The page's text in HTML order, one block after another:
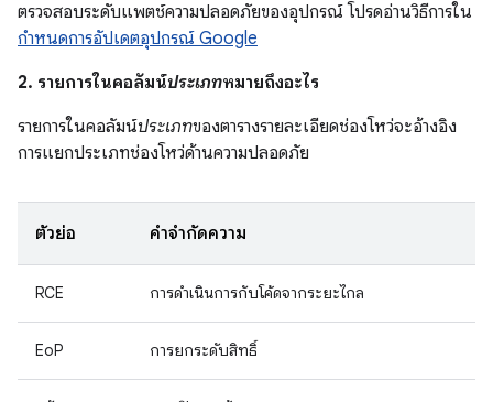
ตรวจสอบระดับแพตช์ความปลอดภัยของอุปกรณ์ โปรดอ่านวิธีการใน
กำหนดการอัปเดตอุปกรณ์ Google
2. รายการในคอลัมน์ประเภทหมายถึงอะไร
รายการในคอลัมน์ประเภทของตารางรายละเอียดช่องโหว่จะอ้างอิง
การแยกประเภทช่องโหว่ด้านความปลอดภัย
ตัวย่อ คำจำกัดความ
RCE การดำเนินการกับโค้ดจากระยะไกล
EoP การยกระดับสิทธิ์